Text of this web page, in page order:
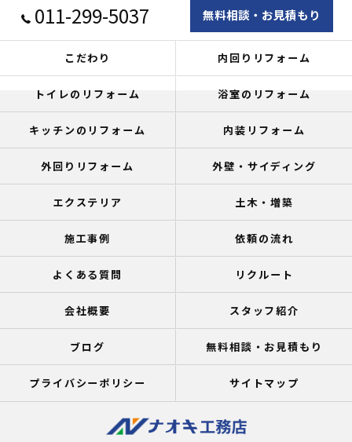
011-299-5037 無料相談・お見積もり
こだわり 内回りリフォーム
トイレのリフォーム 浴室のリフォーム
キッチンのリフォーム 内装リフォーム
外回りリフォーム 外壁・サイディング
エクステリア 土木・増築
施工事例 依頼の流れ
よくある質問 リクルート
会社概要 スタッフ紹介
ブログ 無料相談・お見積もり
プライバシーポリシー サイトマップ